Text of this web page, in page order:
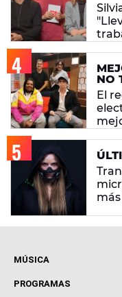
NO
El
MÚSICA
Local de Ensayo
PROGRAMAS